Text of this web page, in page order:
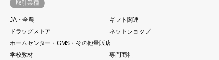
取引業種
JA・全農
ギフト関連
ドラッグストア
ネットショップ
ホームセンター・GMS・その他量販店
学校教材
専門商社